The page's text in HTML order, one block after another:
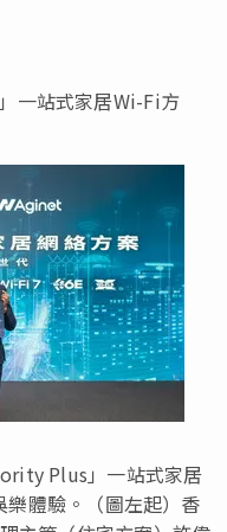
一站式家居Wi-Fi方
Plus」一站式家居
體驗。（圖左起）香